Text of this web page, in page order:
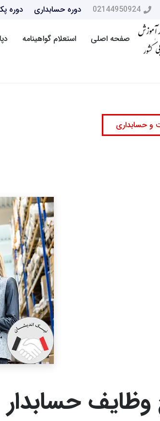
02144950924 دوره حسابداری دوره
صفحه اصلی استعلام گواهینامه
و حسابداری
حسابدار